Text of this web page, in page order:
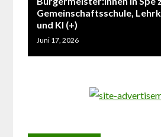
Gemeinschaftsschule,
und KI (+)
Juni 17, 2026